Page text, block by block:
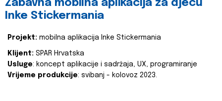
Zabavna mobilna aplikacija za djecu
Inke Stickermania
Projekt: mobilna aplikacija Inke Stickermania
Klijent: SPAR Hrvatska
Usluge: koncept aplikacije i sadržaja, UX, programiranje
Vrijeme produkcije: svibanj - kolovoz 2023.